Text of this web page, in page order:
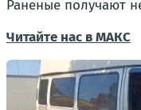
Раненые получают
Читайте нас в МАКС